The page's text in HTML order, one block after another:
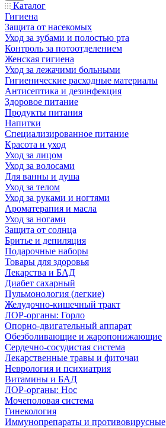
Каталог
Гигиена
Защита от насекомых
Уход за зубами и полостью рта
Контроль за потоотделением
Женская гигиена
Уход за лежачими больными
Гигиенические расходные материалы
Антисептика и дезинфекция
Здоровое питание
Продукты питания
Напитки
Специализированное питание
Красота и уход
Уход за лицом
Уход за волосами
Для ванны и душа
Уход за телом
Уход за руками и ногтями
Ароматерапия и масла
Уход за ногами
Защита от солнца
Бритье и депиляция
Подарочные наборы
Товары для здоровья
Лекарства и БАД
Диабет сахарный
Пульмонология (легкие)
Желудочно-кишечный тракт
ЛОР-органы: Горло
Опорно-двигательный аппарат
Обезболивающие и жаропонижающие
Сердечно-сосудистая система
Лекарственные травы и фиточаи
Неврология и психиатрия
Витамины и БАД
ЛОР-органы: Нос
Мочеполовая система
Гинекология
Иммунопрепараты и противовирусные